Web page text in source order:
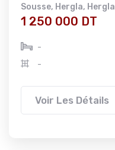
Sousse, Hergla, Hergla
1 250 000 DT
-
-
Voir Les Détails